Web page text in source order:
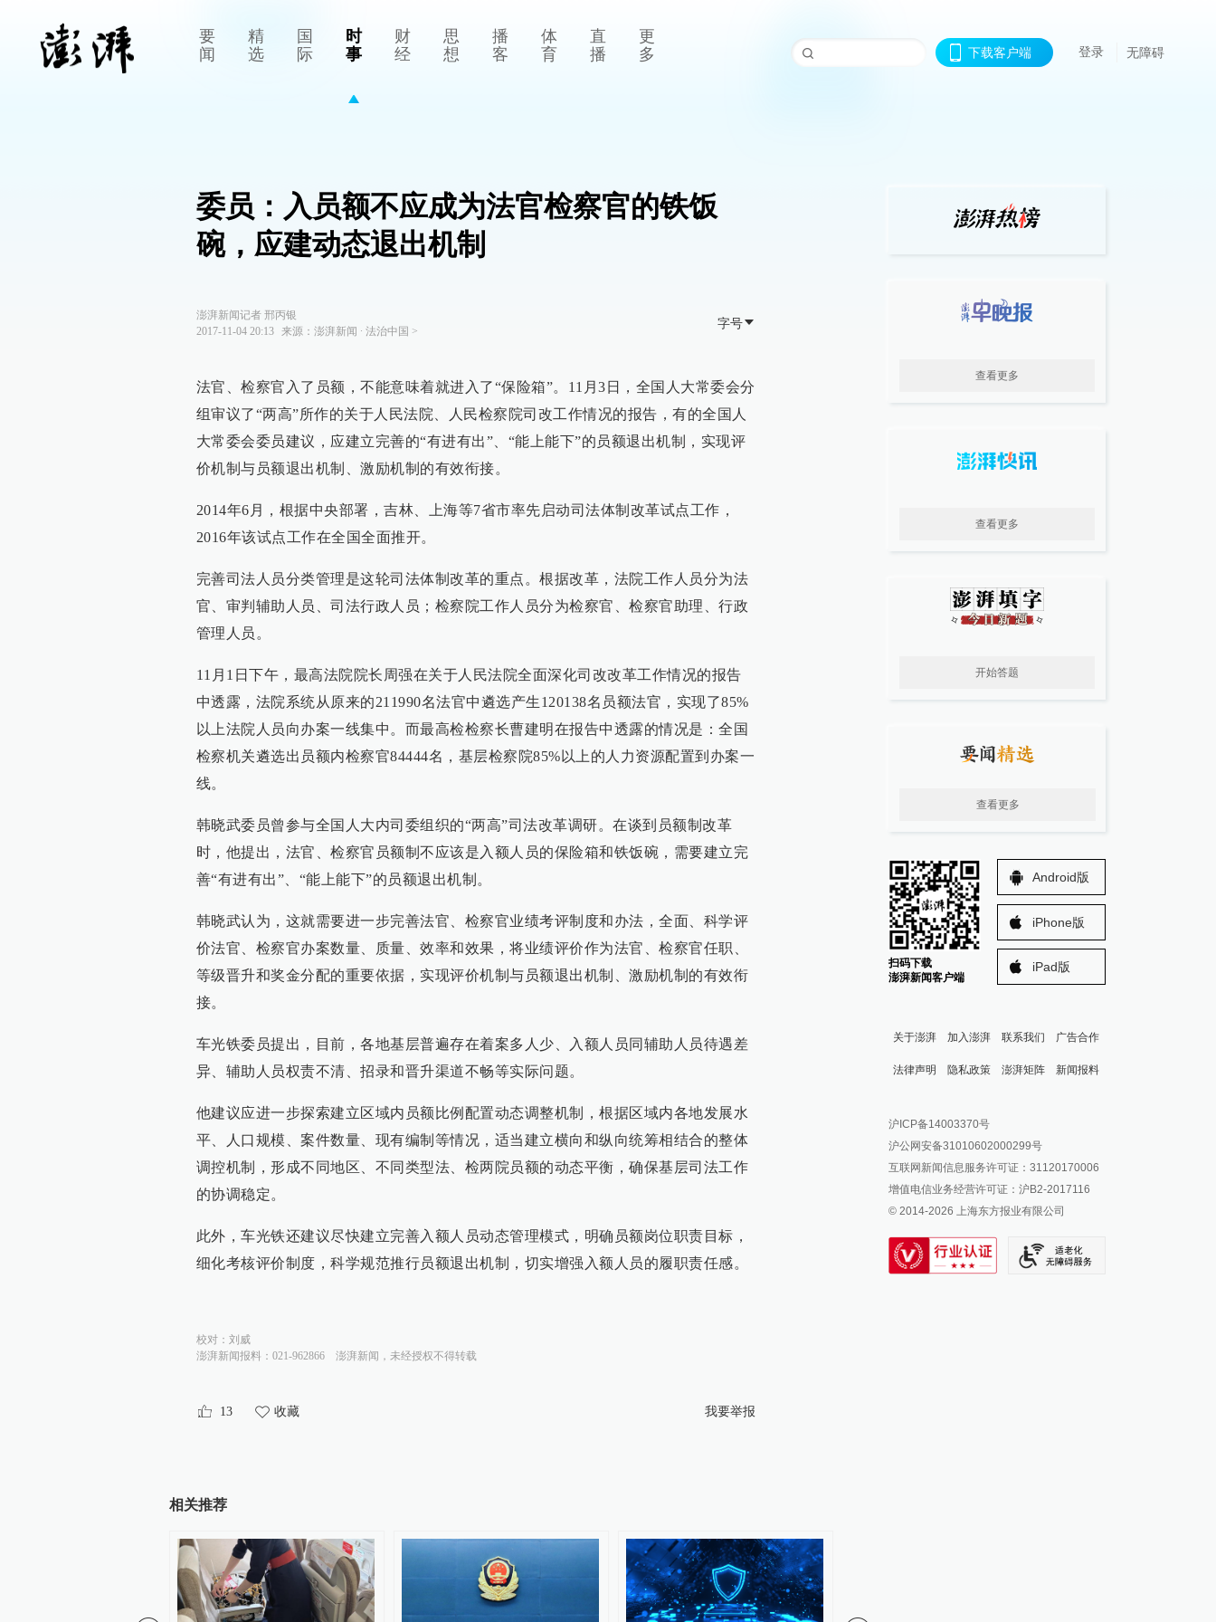
要
闻
精
选
国
际
时
事
财
经
思
想
播
客
体
育
直
播
更
多
下载客户端 登录 无障碍
委员：入员额不应成为法官检察官的铁饭
碗，应建动态退出机制
澎湃新闻记者 邢丙银
2017-11-04 20:13
来源： 澎湃新闻 ∙ 法治中国 >
字号
法官、检察官入了员额，不能意味着就进入了“保险箱”。11月3日，全国人大常委会分
组审议了“两高”所作的关于人民法院、人民检察院司改工作情况的报告，有的全国人
大常委会委员建议，应建立完善的“有进有出”、“能上能下”的员额退出机制，实现评
价机制与员额退出机制、激励机制的有效衔接。
2014年6月，根据中央部署，吉林、上海等7省市率先启动司法体制改革试点工作，
2016年该试点工作在全国全面推开。
完善司法人员分类管理是这轮司法体制改革的重点。根据改革，法院工作人员分为法
官、审判辅助人员、司法行政人员；检察院工作人员分为检察官、检察官助理、行政
管理人员。
11月1日下午，最高法院院长周强在关于人民法院全面深化司改改革工作情况的报告
中透露，法院系统从原来的211990名法官中遴选产生120138名员额法官，实现了85%
以上法院人员向办案一线集中。而最高检检察长曹建明在报告中透露的情况是：全国
检察机关遴选出员额内检察官84444名，基层检察院85%以上的人力资源配置到办案一
线。
韩晓武委员曾参与全国人大内司委组织的“两高”司法改革调研。在谈到员额制改革
时，他提出，法官、检察官员额制不应该是入额人员的保险箱和铁饭碗，需要建立完
善“有进有出”、“能上能下”的员额退出机制。
韩晓武认为，这就需要进一步完善法官、检察官业绩考评制度和办法，全面、科学评
价法官、检察官办案数量、质量、效率和效果，将业绩评价作为法官、检察官任职、
等级晋升和奖金分配的重要依据，实现评价机制与员额退出机制、激励机制的有效衔
接。
车光铁委员提出，目前，各地基层普遍存在着案多人少、入额人员同辅助人员待遇差
异、辅助人员权责不清、招录和晋升渠道不畅等实际问题。
他建议应进一步探索建立区域内员额比例配置动态调整机制，根据区域内各地发展水
平、人口规模、案件数量、现有编制等情况，适当建立横向和纵向统筹相结合的整体
调控机制，形成不同地区、不同类型法、检两院员额的动态平衡，确保基层司法工作
的协调稳定。
此外，车光铁还建议尽快建立完善入额人员动态管理模式，明确员额岗位职责目标，
细化考核评价制度，科学规范推行员额退出机制，切实增强入额人员的履职责任感。
校对： 刘威
澎湃新闻报料：021-962866
澎湃新闻，未经授权不得转载
13 收藏 我要举报
相关推荐
查看更多
查看更多
开始答题
查看更多
扫码下载
澎湃新闻客户端
Android版
iPhone版
iPad版
关于澎湃 加入澎湃 联系我们 广告合作
法律声明 隐私政策 澎湃矩阵
澎湃新闻公众号
澎湃新闻抖音号
派生万物开放平台
IP SHANGHAI
SIXTH TONE
新闻报料
报料邮箱: news@thepaper.cn
沪ICP备14003370号
沪公网安备31010602000299号
互联网新闻信息服务许可证：31120170006
增值电信业务经营许可证：沪B2-2017116
© 2014-2026 上海东方报业有限公司